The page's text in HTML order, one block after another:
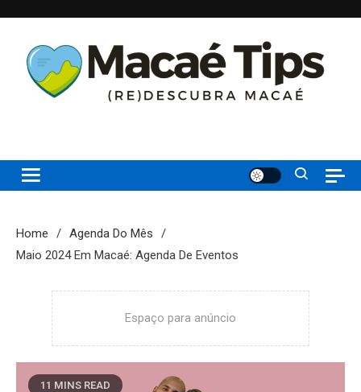
content
Princesinha do Atlântico
Home
Agenda Do Mês
Maio 2024 Em Macaé: Agenda De Eventos
Espaço para anúncio
11 MINS READ